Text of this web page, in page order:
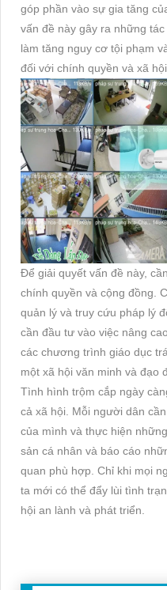
góp phần vào sự gia tăng
vấn đề này gây ra những
làm tăng nguy cơ tội phạm
đối với chính quyền và xã hội.
Để giải quyết vấn đề này,
chính quyền và cộng đồng.
quản lý và truy cứu pháp lý
cần đầu tư vào việc nâng
các chương trình giáo dục
một xã hội văn minh và đạo
Tình hình trộm cắp ngày
cả xã hội. Mỗi người dân
của mình và thực hiện
sản cá nhân và báo cáo
quan phù hợp. Chỉ khi mọi
ta mới có thể đẩy lùi tình
hội an lành và phát triển.